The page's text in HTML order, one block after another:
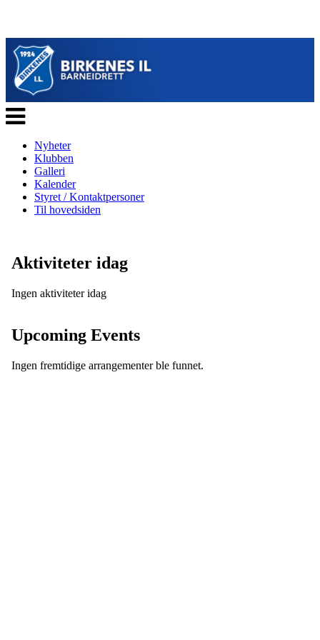
Veksle
navigasjon
Nyheter
Klubben
Galleri
Kalender
Styret / Kontaktpersoner
Til hovedsiden
Aktiviteter idag
Ingen aktiviteter idag
Upcoming Events
Ingen fremtidige arrangementer ble funnet.